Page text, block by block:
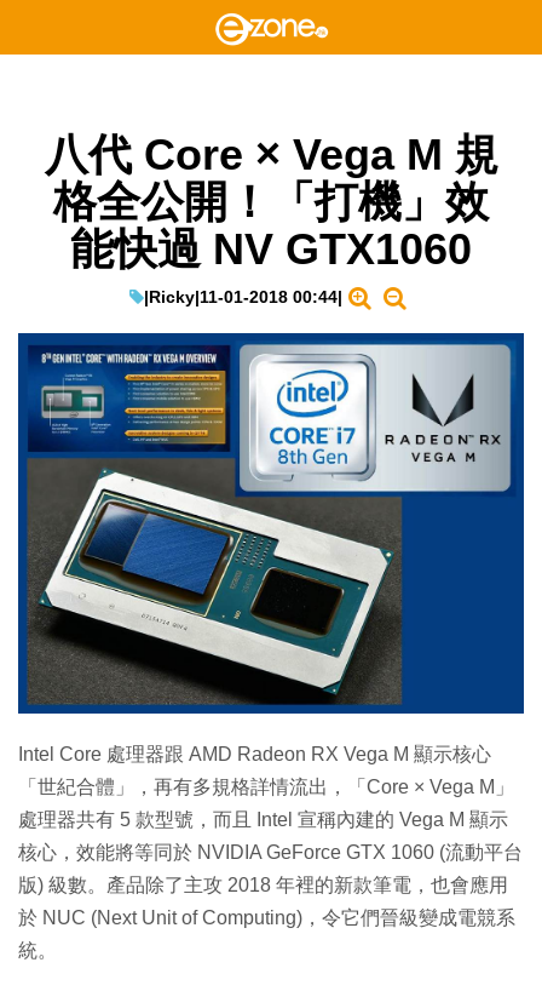
八代 Core × Vega M 規
格全公開！「打機」效
能快過 NV GTX1060
|Ricky|11-01-2018 00:44|
Intel Core 處理器跟 AMD Radeon RX Vega M 顯示核心
「世紀合體」，再有多規格詳情流出，「Core × Vega M」
處理器共有 5 款型號，而且 Intel 宣稱內建的 Vega M 顯示
核心，效能將等同於 NVIDIA GeForce GTX 1060 (流動平台
版) 級數。產品除了主攻 2018 年裡的新款筆電，也會應用
於 NUC (Next Unit of Computing)，令它們晉級變成電競系
統。